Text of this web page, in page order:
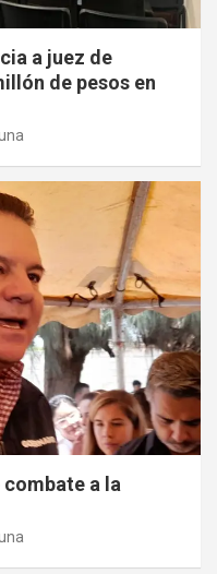
a juez de
de pesos en
a la